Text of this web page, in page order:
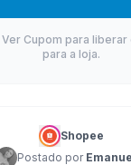
Ver Cupom para
para a loja.
Shopee
Postado por